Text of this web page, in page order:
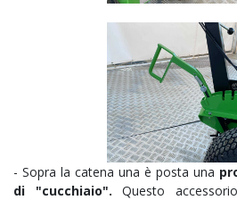
- Sopra la catena una è posta una
di "cucchiaio". Questo